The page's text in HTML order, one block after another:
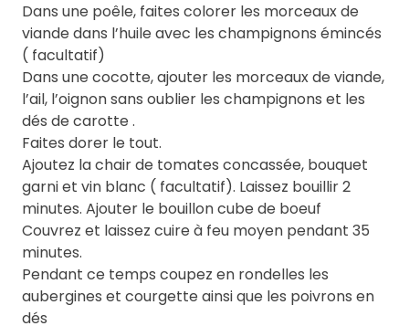
Dans une poêle, faites colorer les morceaux de
viande dans l’huile avec les champignons émincés
( facultatif)
Dans une cocotte, ajouter les morceaux de viande,
l’ail, l’oignon sans oublier les champignons et les
dés de carotte .
Faites dorer le tout.
Ajoutez la chair de tomates concassée, bouquet
garni et vin blanc ( facultatif). Laissez bouillir 2
minutes. Ajouter le bouillon cube de boeuf
Couvrez et laissez cuire à feu moyen pendant 35
minutes.
Pendant ce temps coupez en rondelles les
aubergines et courgette ainsi que les poivrons en
dés